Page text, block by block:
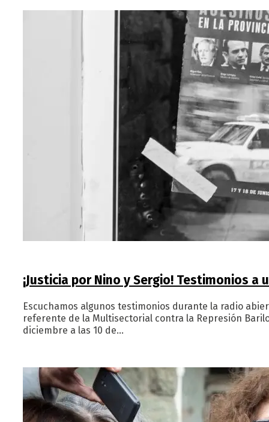
¡Justicia por Nino y Sergio! Testimonios a
Escuchamos algunos testimonios durante la radio
referente de la Multisectorial contra la Represión
diciembre a las 10 de…